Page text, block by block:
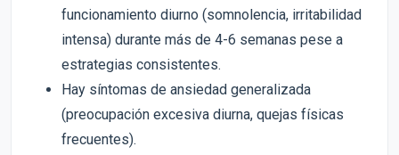
funcionamiento diurno (somnolencia, irritabilidad
intensa) durante más de 4-6 semanas pese a
estrategias consistentes.
Hay síntomas de ansiedad generalizada
(preocupación excesiva diurna, quejas físicas
frecuentes).